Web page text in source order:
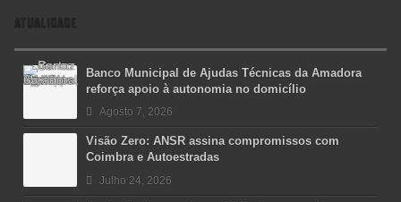
ATUALIDADE
Banco Municipal de Ajudas Técnicas da Amadora
reforça apoio à autonomia no domicílio
Agosto 7, 2026
Visão Zero: ANSR assina compromissos com
Coimbra e Autoestradas
Julho 24, 2026